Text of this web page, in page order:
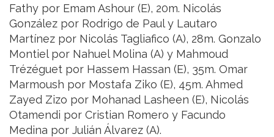
Fathy por Emam Ashour (E), 20m. Nicolás
González por Rodrigo de Paul y Lautaro
Martínez por Nicolás Tagliafico (A), 28m. Gonzalo
Montiel por Nahuel Molina (A) y Mahmoud
Trézéguet por Hassem Hassan (E), 35m. Omar
Marmoush por Mostafa Ziko (E), 45m. Ahmed
Zayed Zizo por Mohanad Lasheen (E), Nicolás
Otamendi por Cristian Romero y Facundo
Medina por Julián Álvarez (A).